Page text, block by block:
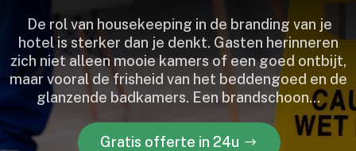
​ De rol van housekeeping in de branding van je
hotel is sterker dan je denkt.​ Gasten herinneren
zich niet alleen mooie kamers of een goed ontbijt,
maar vooral de frisheid van het beddengoed en de
glanzende badkamers.​ Een brandschoon…
Gratis offerte in 24u